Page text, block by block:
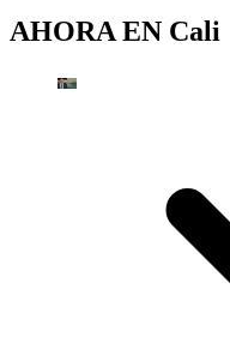
AHORA EN Cali